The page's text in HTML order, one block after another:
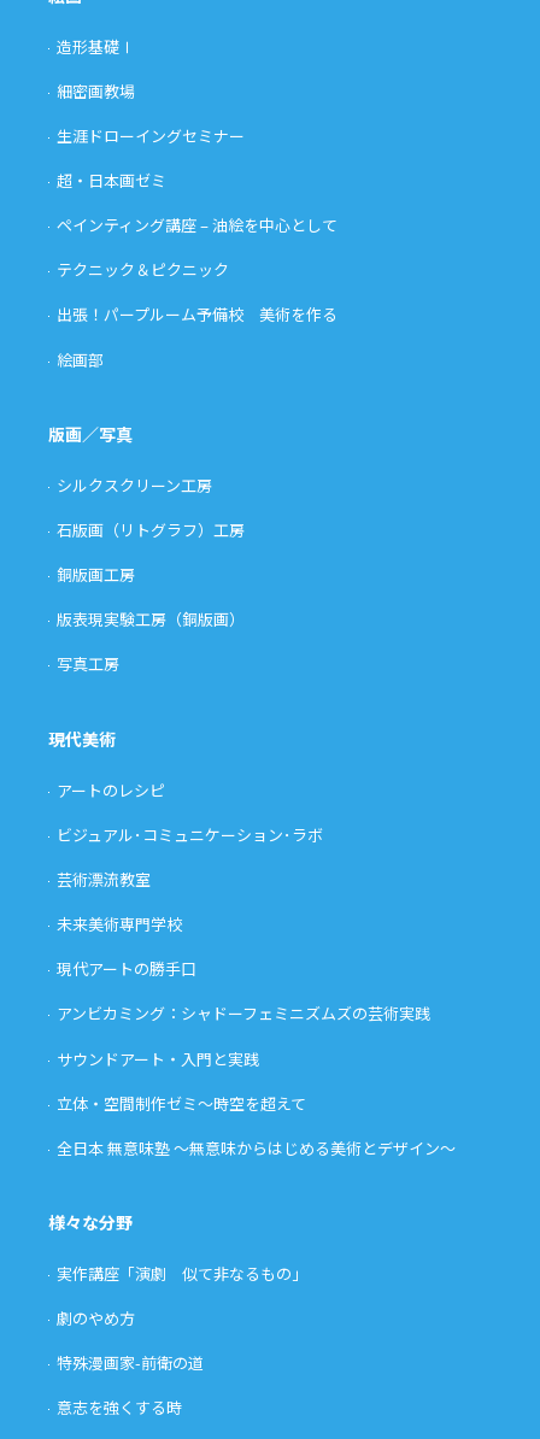
造形基礎Ⅰ
細密画教場
生涯ドローイングセミナー
超・日本画ゼミ
ペインティング講座 – 油絵を中心として
テクニック＆ピクニック
出張！パープルーム予備校 美術を作る
絵画部
版画／写真
シルクスクリーン工房
石版画（リトグラフ）工房
銅版画工房
版表現実験工房（銅版画）
写真工房
現代美術
アートのレシピ
ビジュアル･コミュニケーション･ラボ
芸術漂流教室
未来美術専門学校
現代アートの勝手口
アンビカミング：シャドーフェミニズムズの芸術実践
サウンドアート・入門と実践
立体・空間制作ゼミ〜時空を超えて
全日本 無意味塾 〜無意味からはじめる美術とデザイン〜
様々な分野
実作講座「演劇 似て非なるもの」
劇のやめ方
特殊漫画家-前衛の道
意志を強くする時